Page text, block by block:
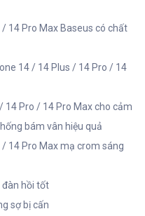
14 Pro Max Baseus có chất
14 / 14 Plus / 14 Pro / 14
14 Pro / 14 Pro Max cho cảm
bám vân hiệu quả
14 Pro Max mạ crom sáng
đàn hồi tốt
sợ bị cấn